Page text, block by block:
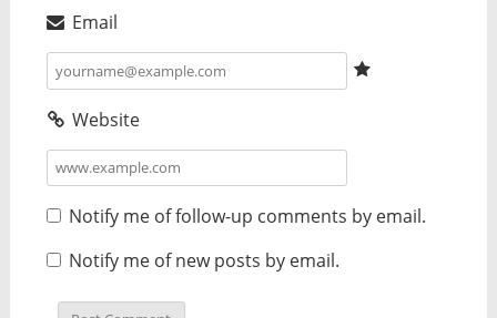
Email
Website
Notify me of follow-up comments by email.
Notify me of new posts by email.